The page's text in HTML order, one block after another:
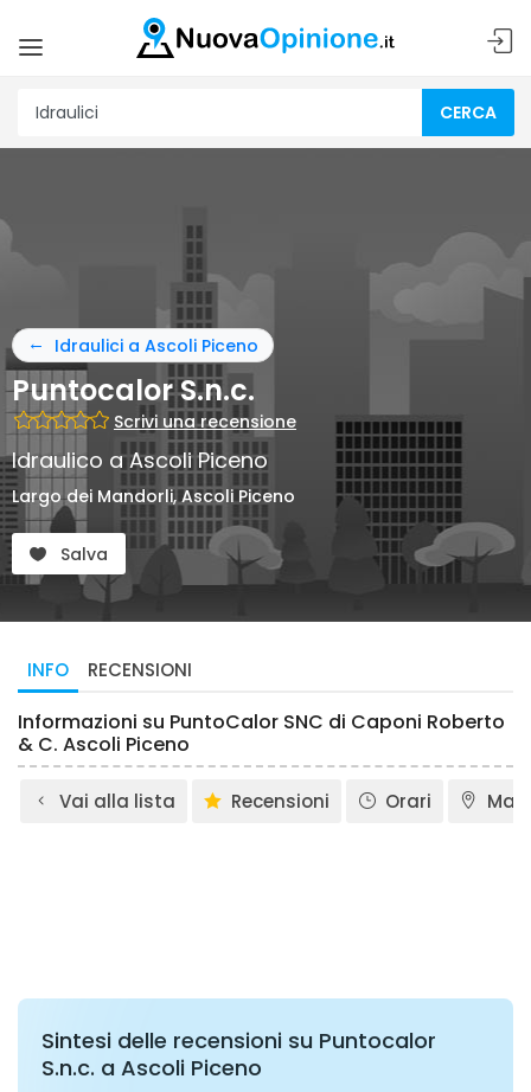
CERCA
Idraulici a Ascoli Piceno
Puntocalor S.n.c.
Scrivi una recensione
Idraulico a Ascoli Piceno
Largo dei Mandorli, Ascoli Piceno
Salva
INFO RECENSIONI
Informazioni su PuntoCalor SNC di Caponi Roberto
& C. Ascoli Piceno
Vai alla lista Recensioni Orari
Sintesi delle recensioni su Puntocalor
S.n.c. a Ascoli Piceno